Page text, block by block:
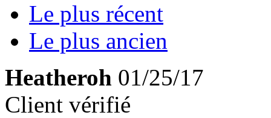
Le plus récent
Le plus ancien
Heatheroh 01/25/17
Client vérifié